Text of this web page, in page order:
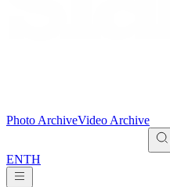
Photo ArchiveVideo Archive
ENTH